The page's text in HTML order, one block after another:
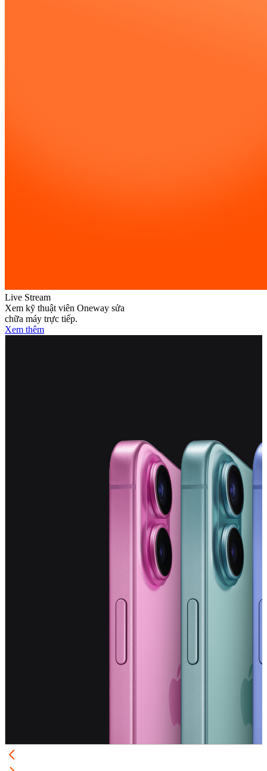
Live Stream
Xem kỹ thuật viên Oneway sửa
chữa máy trực tiếp.
Xem thêm